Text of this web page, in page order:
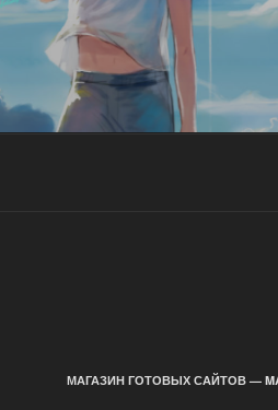
МАГАЗИН ГОТОВЫХ САЙТОВ —